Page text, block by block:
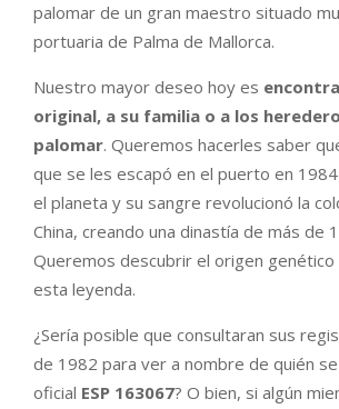
palomar de un gran maestro situado
portuaria de Palma de Mallorca.
Nuestro mayor deseo hoy es
original, a su familia o a los
palomar. Queremos hacerles saber
que se les escapó en el puerto en
el planeta y su sangre revolucionó la
China, creando una dinastía de más de
Queremos descubrir el origen
esta leyenda.
¿Sería posible que consultaran sus
de 1982 para ver a nombre de quién
oficial ESP 163067? O bien, si algún